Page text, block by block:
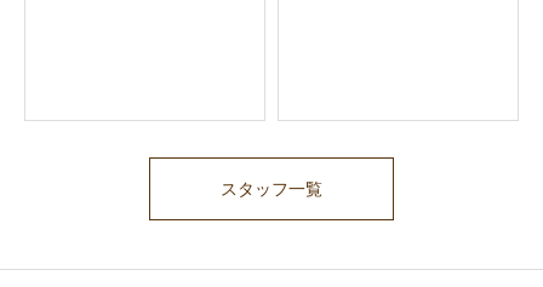
スタッフ一覧